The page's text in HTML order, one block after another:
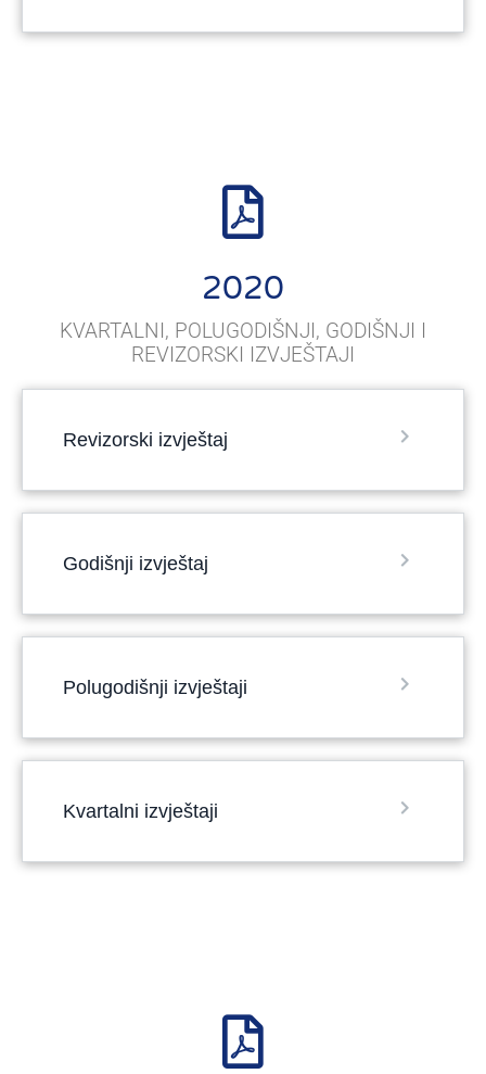
2020
KVARTALNI, POLUGODIŠNJI, GODIŠNJI I
REVIZORSKI IZVJEŠTAJI
Revizorski izvještaj
Godišnji izvještaj
Polugodišnji izvještaji
Kvartalni izvještaji